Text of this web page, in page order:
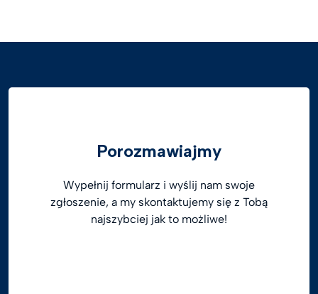
Porozmawiajmy
Wypełnij formularz i wyślij nam swoje
zgłoszenie, a my skontaktujemy się z Tobą
najszybciej jak to możliwe!